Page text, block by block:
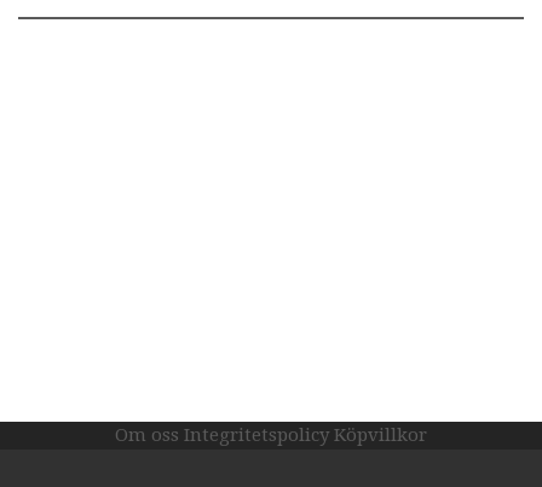
Om oss Integritetspolicy Köpvillkor